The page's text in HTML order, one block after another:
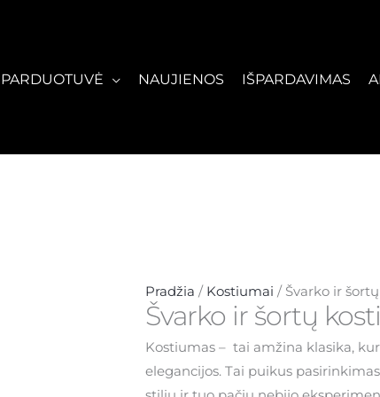
PARDUOTUVĖ NAUJIENOS IŠPARDAVIMAS
Pradžia / Kostiumai / Švarko ir
Švarko ir šortų
Kostiumas – tai amžina klasika,
elegancijos. Tai puikus